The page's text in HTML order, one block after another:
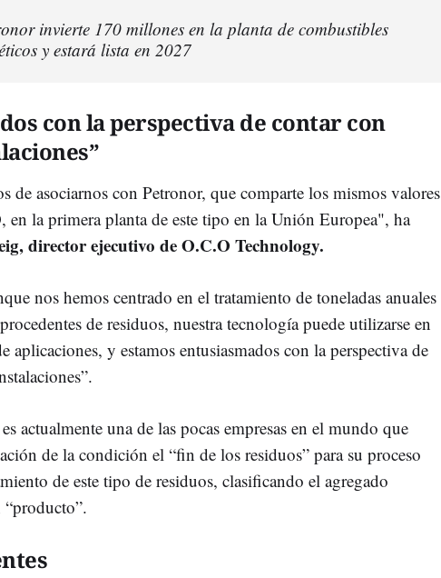
invierte 170 millones en la planta de combustibles
y estará lista en 2027
con la perspectiva de contar con
de asociarnos con Petronor, que comparte los mismos valores
la primera planta de este tipo en la Unión Europea", ha
director ejecutivo de O.C.O Technology.
nos hemos centrado en el tratamiento de toneladas anuales
de residuos, nuestra tecnología puede utilizarse en
aplicaciones, y estamos entusiasmados con la perspectiva de
actualmente una de las pocas empresas en el mundo que
de la condición el “fin de los residuos” para su proceso
de este tipo de residuos, clasificando el agregado